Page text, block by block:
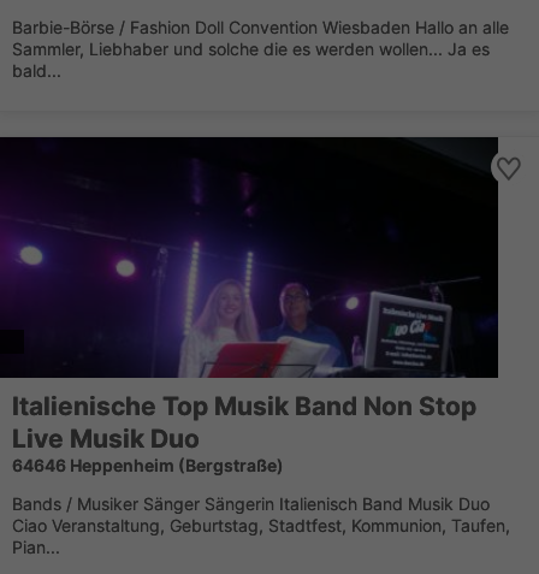
Barbie-Börse / Fashion Doll Convention Wiesbaden Hallo an alle
Sammler, Liebhaber und solche die es werden wollen... Ja es
bald...
Italienische Top Musik Band Non Stop
Live Musik Duo
64646 Heppenheim (Bergstraße)
Bands / Musiker Sänger Sängerin Italienisch Band Musik Duo
Ciao Veranstaltung, Geburtstag, Stadtfest, Kommunion, Taufen,
Pian...